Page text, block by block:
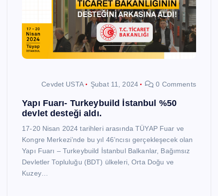
Cevdet USTA Şubat 11, 2024 0 Comments
Yapı Fuarı- Turkeybuild İstanbul %50
devlet desteği aldı.
17-20 Nisan 2024 tarihleri arasında TÜYAP Fuar ve
Kongre Merkezi’nde bu yıl 46’ncısı gerçekleşecek olan
Yapı Fuarı – Turkeybuild İstanbul Balkanlar, Bağımsız
Devletler Topluluğu (BDT) ülkeleri, Orta Doğu ve
Kuzey…